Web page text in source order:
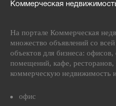
Коммерческая
На портале Коммерческая
множество объявлений со
объектов для бизнеса: офисов,
помещений, кафе,
коммерческую недвижимость
офис